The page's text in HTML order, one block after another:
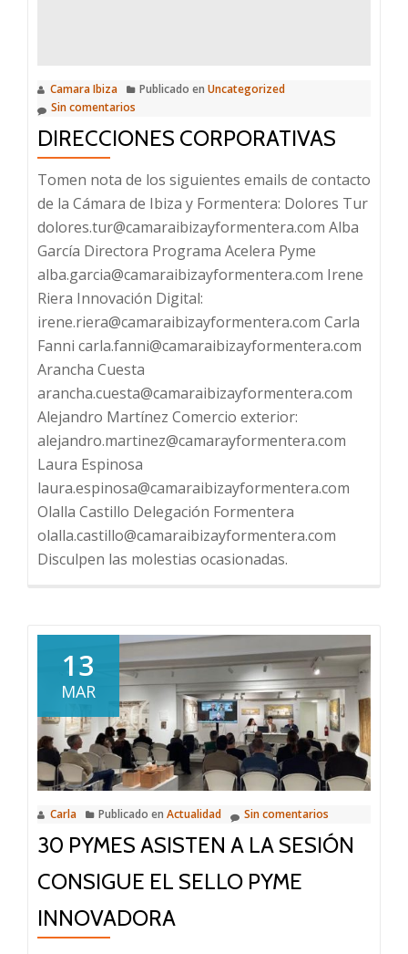
de
Camara Ibiza Publicado en Uncategorized
Sin comentarios
DIRECCIONES CORPORATIVAS
Tomen nota de los siguientes emails de contacto
de la Cámara de Ibiza y Formentera: Dolores Tur
dolores.tur@camaraibizayformentera.com Alba
García Directora Programa Acelera Pyme
alba.garcia@camaraibizayformentera.com Irene
Riera Innovación Digital:
irene.riera@camaraibizayformentera.com Carla
Fanni carla.fanni@camaraibizayformentera.com
Arancha Cuesta
arancha.cuesta@camaraibizayformentera.com
Alejandro Martínez Comercio exterior:
alejandro.martinez@camarayformentera.com
Laura Espinosa
laura.espinosa@camaraibizayformentera.com
Olalla Castillo Delegación Formentera
olalla.castillo@camaraibizayformentera.com
Disculpen las molestias ocasionadas.
13
MAR
Carla Publicado en Actualidad Sin comentarios
30 PYMES ASISTEN A LA SESIÓN
CONSIGUE EL SELLO PYME
INNOVADORA